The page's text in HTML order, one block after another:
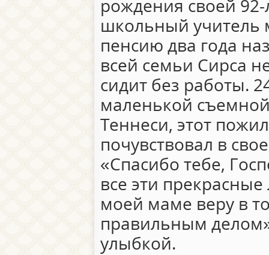
рождения своей
школьный учитель
пенсию два года
всей семьи Сирса
сидит без работы.
маленькой
Теннеси, этот
почувствовал в
«Спасибо тебе,
все эти
моей маме веру в
правильным
улыбкой.